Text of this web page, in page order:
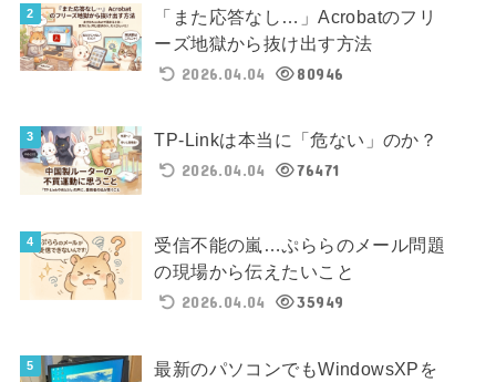
「また応答なし…」Acrobatのフリ
ーズ地獄から抜け出す方法
2026.04.04
80946
TP-Linkは本当に「危ない」のか？
2026.04.04
76471
受信不能の嵐…ぷららのメール問題
の現場から伝えたいこと
2026.04.04
35949
最新のパソコンでもWindowsXPを